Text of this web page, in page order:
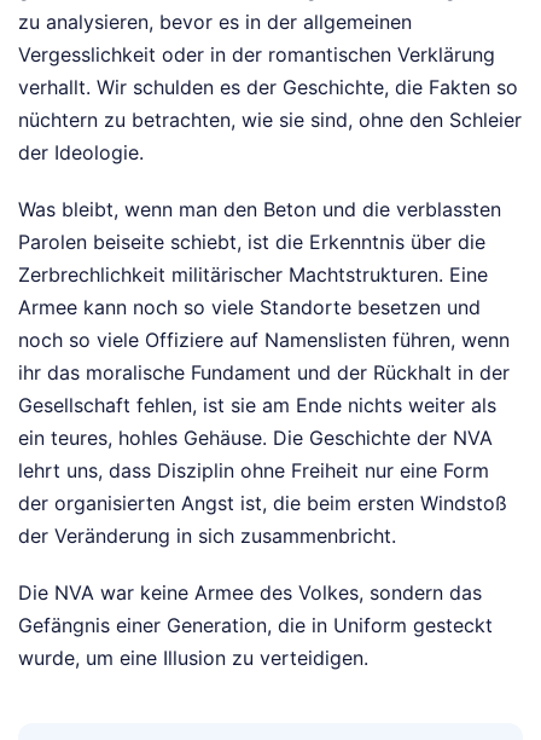
zu analysieren, bevor es in der allgemeinen
Vergesslichkeit oder in der romantischen Verklärung
verhallt. Wir schulden es der Geschichte, die Fakten so
nüchtern zu betrachten, wie sie sind, ohne den Schleier
der Ideologie.
Was bleibt, wenn man den Beton und die verblassten
Parolen beiseite schiebt, ist die Erkenntnis über die
Zerbrechlichkeit militärischer Machtstrukturen. Eine
Armee kann noch so viele Standorte besetzen und
noch so viele Offiziere auf Namenslisten führen, wenn
ihr das moralische Fundament und der Rückhalt in der
Gesellschaft fehlen, ist sie am Ende nichts weiter als
ein teures, hohles Gehäuse. Die Geschichte der NVA
lehrt uns, dass Disziplin ohne Freiheit nur eine Form
der organisierten Angst ist, die beim ersten Windstoß
der Veränderung in sich zusammenbricht.
Die NVA war keine Armee des Volkes, sondern das
Gefängnis einer Generation, die in Uniform gesteckt
wurde, um eine Illusion zu verteidigen.